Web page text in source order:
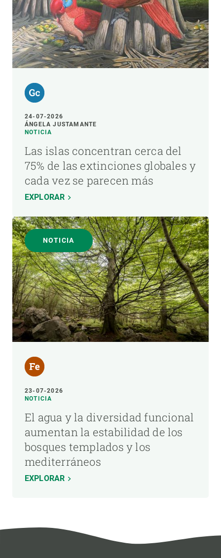
24-07-2026
ÁNGELA JUSTAMANTE
NOTICIA
Las islas concentran cerca del
75% de las extinciones globales y
cada vez se parecen más
EXPLORAR
NOTICIA
23-07-2026
NOTICIA
El agua y la diversidad funcional
aumentan la estabilidad de los
bosques templados y los
mediterráneos
EXPLORAR